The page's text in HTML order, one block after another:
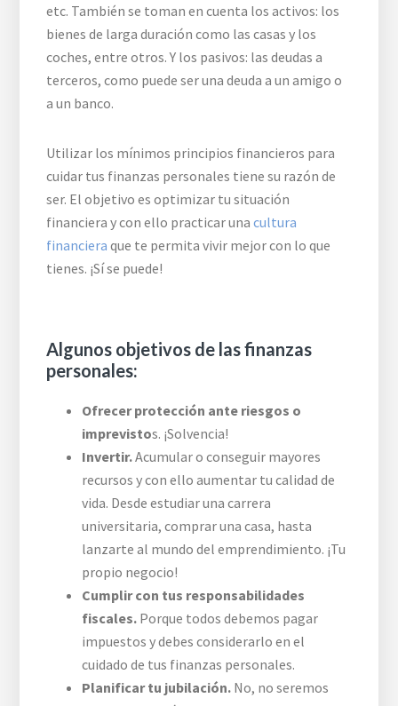
etc. También se toman en cuenta los activos: los
bienes de larga duración como las casas y los
coches, entre otros. Y los pasivos: las deudas a
terceros, como puede ser una deuda a un amigo o
a un banco.
Utilizar los mínimos principios financieros para
cuidar tus finanzas personales tiene su razón de
ser. El objetivo es optimizar tu situación
financiera y con ello practicar unacultura
financiera que te permita vivir mejor con lo que
tienes. ¡Sí se puede!
Algunos objetivos de las finanzas
personales:
Ofrecer protección ante riesgos o
imprevistos. ¡Solvencia!
Invertir.Acumular o conseguir mayores
recursos y con ello aumentar tu calidad de
vida. Desde estudiar una carrera
universitaria, comprar una casa, hasta
lanzarte al mundo del emprendimiento. ¡Tu
propio negocio!
Cumplir con tus responsabilidades
fiscales. Porque todos debemos pagar
impuestos y debes considerarlo en el
cuidado de tus finanzas personales.
Planificar tu jubilación. No, no seremos